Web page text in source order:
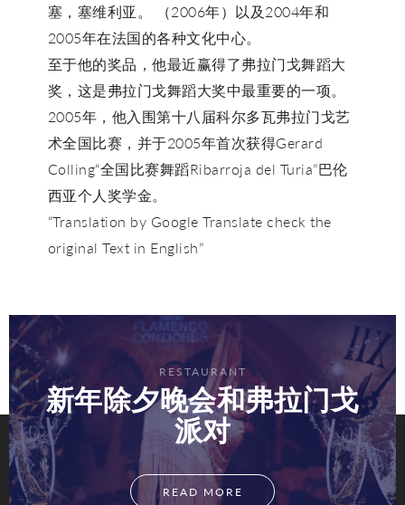
塞，塞维利亚。 （2006年）以及2004年和
2005年在法国的各种文化中心。
至于他的奖品，他最近赢得了弗拉门戈舞蹈大
奖，这是弗拉门戈舞蹈大奖中最重要的一项。
2005年，他入围第十八届科尔多瓦弗拉门戈艺
术全国比赛，并于2005年首次获得Gerard
Colling“全国比赛舞蹈Ribarroja del Turia”巴伦
西亚个人奖学金。
“Translation by Google Translate check the
original Text in English”
RESTAURANT
新年除夕晚会和弗拉门戈
派对
READ MORE